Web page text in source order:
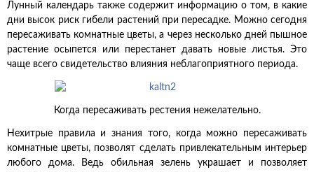
Лунный календарь также содержит информацию о том, в какие
дни высок риск гибели растений при пересадке. Можно сегодня
пересаживать комнатные цветы, а через несколько дней пышное
растение осыпется или перестанет давать новые листья. Это
чаще всего свидетельство влияния неблагоприятного периода.
Когда пересаживать рестения нежелательно.
Нехитрые правила и знания того, когда можно пересаживать
комнатные цветы, позволят сделать привлекательным интерьер
любого дома. Ведь обильная зелень украшает и позволяет